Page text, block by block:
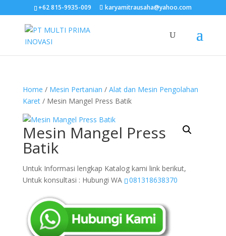
+62 815-9935-009 karyamitrausaha@yahoo.com
Home / Mesin Pertanian / Alat dan Mesin Pengolahan
Karet/ Mesin Mangel Press Batik
Mesin Mangel Press
Batik
Untuk Informasi lengkap Katalog kami link berikut,
Untuk konsultasi : Hubungi WA
081318638370